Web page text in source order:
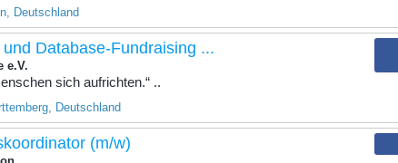
Deutschland
Database-Fundraising ...
e.V.
sich aufrichten.“ ..
Deutschland
(m/w)